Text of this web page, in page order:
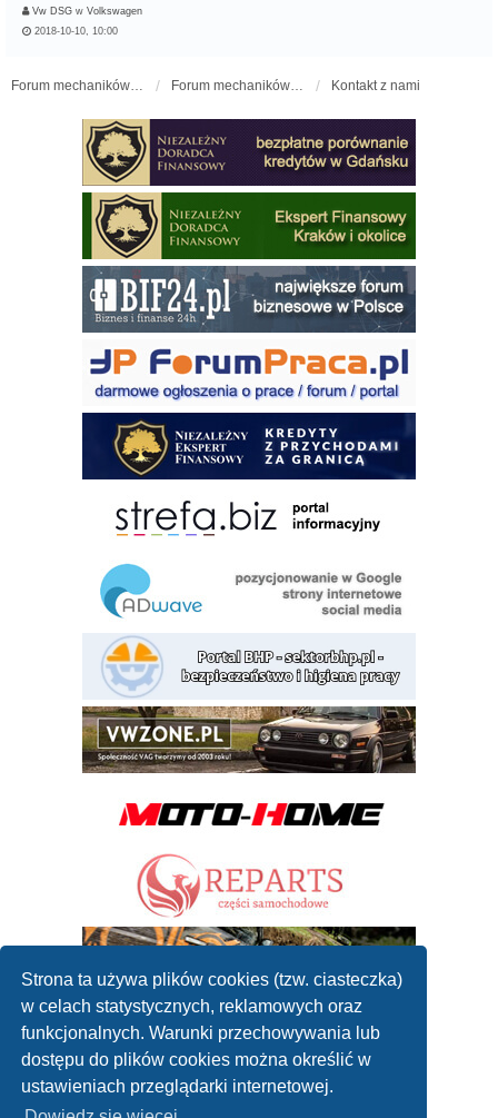
Strona ta używa plików cookies (tzw. ciasteczka)
w celach statystycznych, reklamowych oraz
funkcjonalnych. Warunki przechowywania lub
dostępu do plików cookies można określić w
ustawieniach przeglądarki internetowej.
Vw DSG w Volkswagen
2018-10-10, 10:00
Forum mechaników samochodowych - forum-mechaniczne.pl Forum mechaników samochodowych Kontakt z nami